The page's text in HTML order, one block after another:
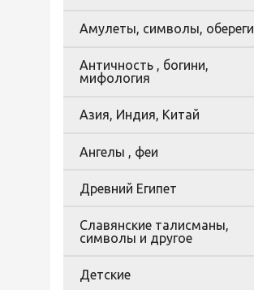
Амулеты, символы, обереги
Античность , богини,
мифология
Азия, Индия, Китай
Ангелы , феи
Древний Египет
Славянские талисманы,
символы и другое
Детские